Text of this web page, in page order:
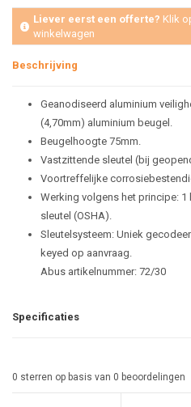
Liever eerst een offerte? Klik
winkelwagen
Beschrijving
Geanodiseerd aluminium
(4,70mm) aluminium beugel.
Beugelhoogte 75mm.
Vastzittende sleutel (bij
Voortreffelijke
Werking volgens het principe: 1
sleutel (OSHA).
Sleutelsysteem: Uniek
keyed op aanvraag.
Abus artikelnummer: 72/30
Specificaties
0 sterren op basis van 0 beoordelingen